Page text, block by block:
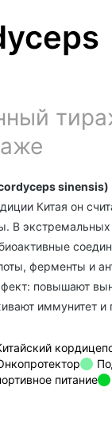
sinensis)
Китая он
В экстремальных
ферменты и
повышают
иммунитет и
питание